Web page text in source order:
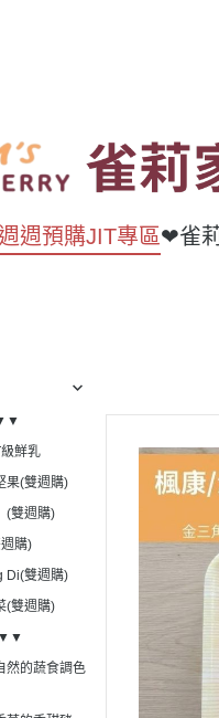
週預購JIT專區❤雀
鮮乳
果(雙週購)
(雙週購)
購)
Di(雙週購)
(雙週購)
▼▼
然的蔬食調色